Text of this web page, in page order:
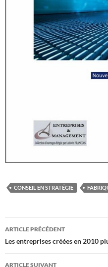
CONSEIL EN STRATÉGIE
Navigation
des
articles
ARTICLE PRÉCÉDENT
Les entreprises créées en 2010
ARTICLE SUIVANT